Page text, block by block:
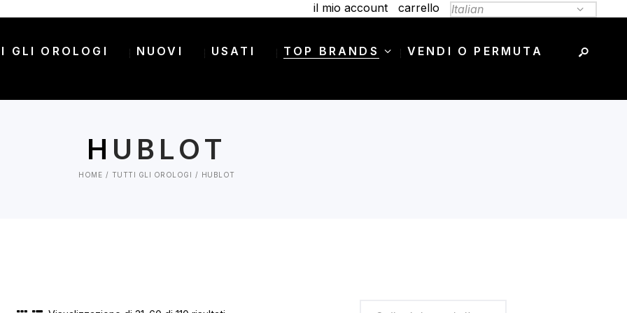
il mio account carrello
GLI OROLOGI NUOVI USATI TOP BRANDS VENDI O PERMUTA
H UBLOT
HOME TUTTI GLI OROLOGI HUBLOT